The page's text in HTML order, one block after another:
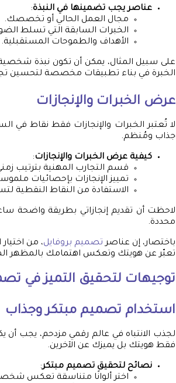
عناصر يجب تضمينها في النبذة:
مجال العمل الحالي أو تخصصك.
الخبرات السابقة التي تسلط
الأهداف والطموحات المستقبلية.
على سبيل المثال، يمكن أن تكون نبذة
الخبرة في بناء تطبيقات مخصصة لتحسين
عرض الخبرات والإنجازات
لا تُعتبر الخبرات والإنجازات فقط نقاط في
جذاب ومُنظم.
كيفية عرض الخبرات والإنجازات:
قسم التجارب المهنية بترتيب
تمييز الإنجازات بإحصائيات
الاستفادة من النقاط النقطية
لاحظت أن تقديم إنجازاتي بطريقة واضحة
محددة.
باختصار، إن عناصر تصميم بروفايل، من
تعبّر عن هويتك وتعكس اهتمامك بالمظهر
توجيهات لتحقيق التميز في
استخدام تصميم مبتكر وجذاب
لجذب الانتباه في عالم رقمي مزدحم، يجب أن
فقط هويتك بل يميزك عن الآخرين.
نصائح لتحقيق تصميم مبتكر:
اختر ألوانًا متناسقة تعكس